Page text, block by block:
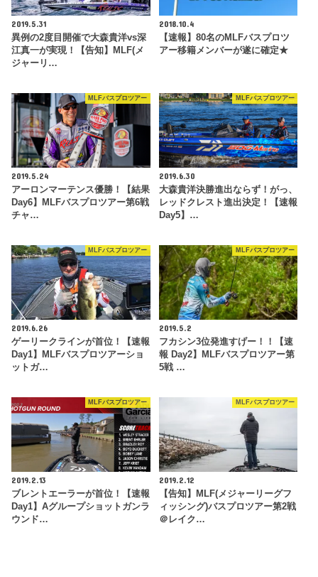
2019.5.31
異例の2度目開催で大森貴洋vs深
江真一が実現！【告知】MLF(メ
ジャーリ…
2018.10.4
【速報】80名のMLFバスプロツ
アー移籍メンバーが遂に確定★
MLFバスプロツアー
2019.5.24
アーロンマーテンス優勝！【結果
Day6】MLFバスプロツアー第6戦
チャ…
MLFバスプロツアー
2019.6.30
大森貴洋決勝進出ならず！がっ、
レッドクレスト進出決定！【速報
Day5】…
MLFバスプロツアー
2019.6.26
ゲーリークラインが首位！【速報
Day1】MLFバスプロツアーショ
ットガ…
MLFバスプロツアー
2019.5.2
フカシン3位発進すげー！！【速
報 Day2】MLFバスプロツアー第
5戦 …
MLFバスプロツアー
2019.2.13
ブレントエーラーが首位！【速報
Day1】Aグループショットガンラ
ウンド…
MLFバスプロツアー
2019.2.12
【告知】MLF(メジャーリーグフ
ィッシング)バスプロツアー第2戦
＠レイク…